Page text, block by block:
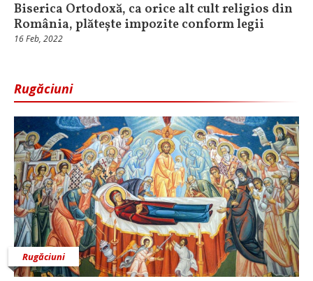
Biserica Ortodoxă, ca orice alt cult religios din
România, plătește impozite conform legii
16 Feb, 2022
Rugăciuni
Rugăciuni